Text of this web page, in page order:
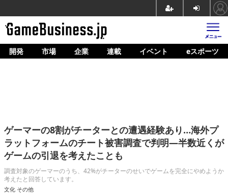
ホーム
企業動向
人材育成
産業政策
開発 市場 企業 連載 イベント eスポーツ
ゲーマーの8割がチーターとの遭遇経験あり…海外プ
ラットフォームのチート被害調査で判明―半数近くが
ゲームの引退を考えたことも
調査対象のゲーマーのうち、42%がチーターのせいでゲームを完全にやめようか
考えたと回答しています。
文化 その他